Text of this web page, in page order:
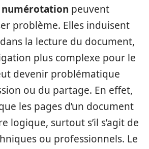
peuvent
problème. Elles induisent
la lecture du document,
plus complexe pour le
devenir problématique
ou du partage. En effet,
les pages d’un document
logique, surtout s’il s’agit de
ou professionnels. Le